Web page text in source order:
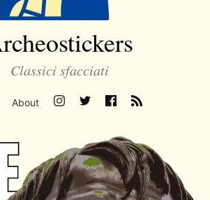
Classici sfacciati
About